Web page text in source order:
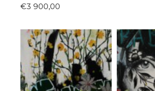
€3 900,00